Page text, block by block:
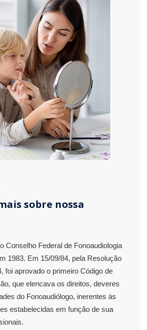
sobre nossa
Conselho Federal de Fonoaudiologia
1983. Em 15/09/84, pela Resolução
foi aprovado o primeiro Código de
que elencava os direitos, deveres
do Fonoaudiólogo, inerentes às
estabelecidas em função de sua